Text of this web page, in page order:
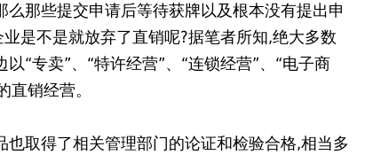
么那些提交申请后等待获牌以及根本没有提出申
是不是就放弃了直销呢?据笔者所知,绝大多数
“专卖”、“特许经营”、“连锁经营”、“电子商
直销经营。
也取得了相关管理部门的论证和检验合格,相当多